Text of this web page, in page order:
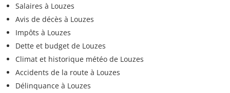
Salaires à Louzes
Avis de décès à Louzes
Impôts à Louzes
Dette et budget de Louzes
Climat et historique météo de Louzes
Accidents de la route à Louzes
Délinquance à Louzes